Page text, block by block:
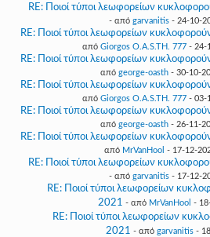
RE: Ποιοί τύποι λεωφορείων
- από garvanitis - 24-10-
RE: Ποιοί τύποι λεωφορείων
από Giorgos O.A.S.TH. 777- 24-
RE: Ποιοί τύποι λεωφορείων
από george-oasth- 30-10-
RE: Ποιοί τύποι λεωφορείων
από Giorgos O.A.S.TH. 777- 03-
RE: Ποιοί τύποι λεωφορείων
από george-oasth- 26-11-
RE: Ποιοί τύποι λεωφορείων
από MrVanHool - 17-12-
RE: Ποιοί τύποι λεωφορείων
- από garvanitis - 17-12-
RE: Ποιοί τύποι λεωφορείων
2021 - από MrVanHool -
RE: Ποιοί τύποι λεωφορείων
2021 - από garvanitis-